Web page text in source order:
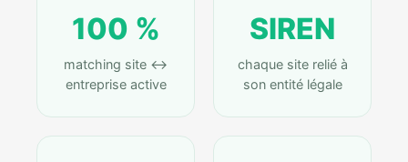
100 %
matching site ↔
entreprise active
SIREN
chaque site relié à
son entité légale